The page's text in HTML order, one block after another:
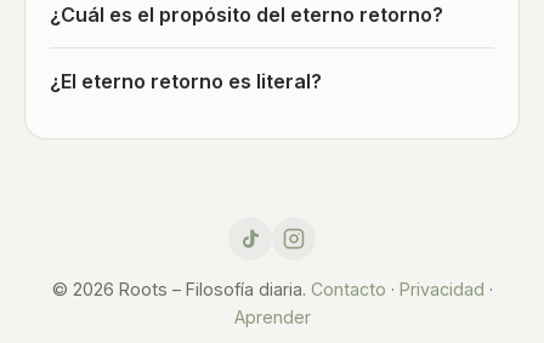
¿Cuál es el propósito del eterno retorno?
¿El eterno retorno es literal?
© 2026 Roots – Filosofía diaria. Contacto · Privacidad ·
Aprender